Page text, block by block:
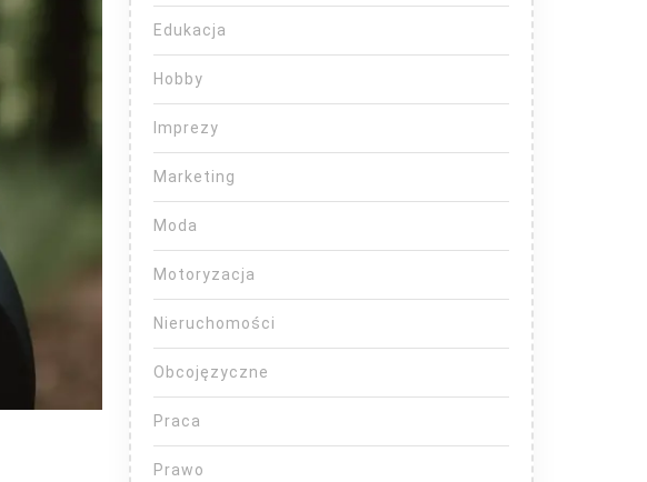
Edukacja
Hobby
Imprezy
Marketing
Moda
Motoryzacja
Nieruchomości
Obcojęzyczne
Praca
Prawo